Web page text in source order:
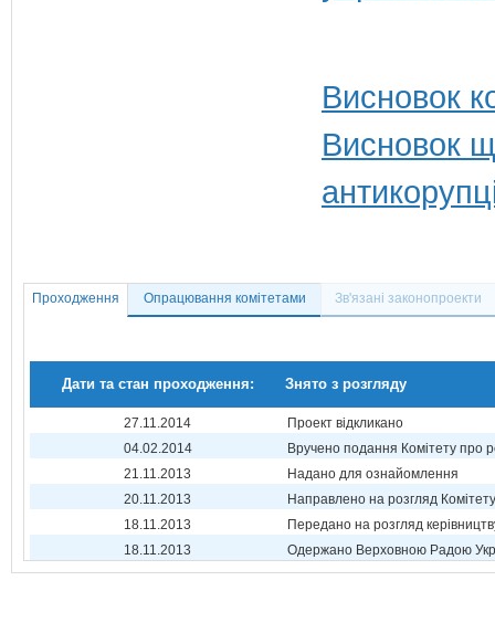
Висновок
Висновок
Проходження Опрацювання комітетами Зв'язані законопроекти
Дати та стан проходження: Знято з розгляду
27.11.2014
Проект відкликано
04.02.2014
Вручено подання Комітету про
21.11.2013
Надано для ознайомлення
20.11.2013
Направлено на розгляд Комітету
18.11.2013
Передано на розгляд
18.11.2013
Одержано Верховною Радою